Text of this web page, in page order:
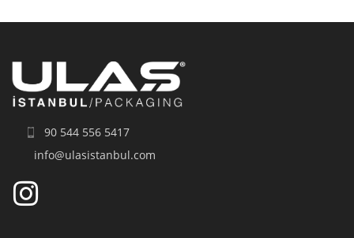
90 544 556 5417
info@ulasistanbul.com